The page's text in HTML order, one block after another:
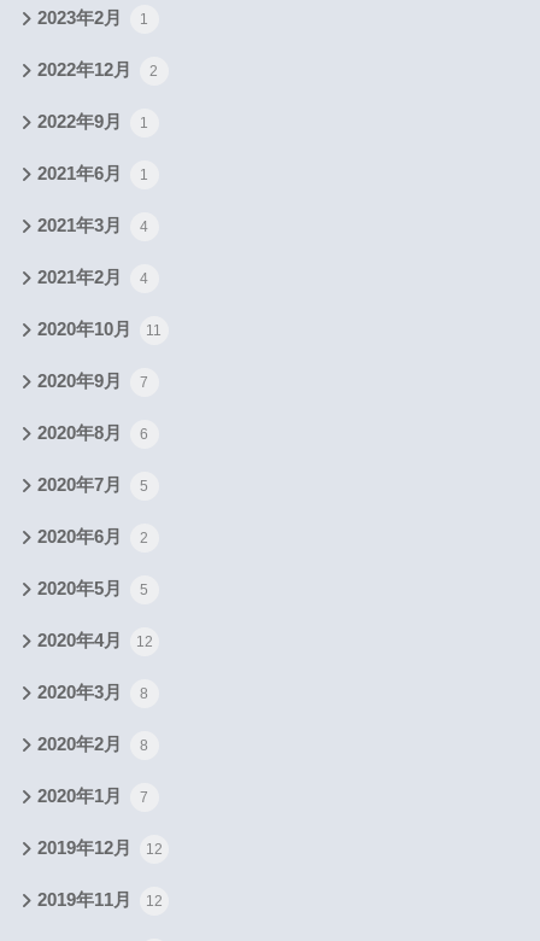
2023年2月 1
2022年12月 2
2022年9月 1
2021年6月 1
2021年3月 4
2021年2月 4
2020年10月 11
2020年9月 7
2020年8月 6
2020年7月 5
2020年6月 2
2020年5月 5
2020年4月 12
2020年3月 8
2020年2月 8
2020年1月 7
2019年12月 12
2019年11月 12